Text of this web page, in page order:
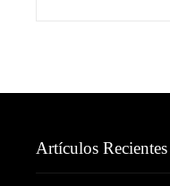
Artículos Recientes